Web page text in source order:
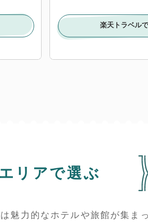
楽天トラベル
エリアで選ぶ
魅力的なホテルや旅館が集ま